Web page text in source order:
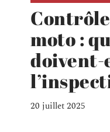
moto :
doivent-
20 juillet 2025